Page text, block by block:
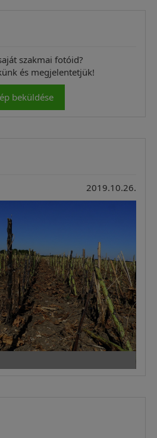
szakmai fotóid?
és megjelentetjük!
beküldése
2019.10.26.